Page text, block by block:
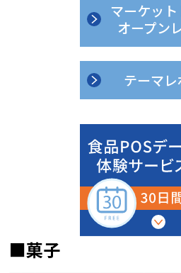
マーケッ
オープン
テーマ
■菓子